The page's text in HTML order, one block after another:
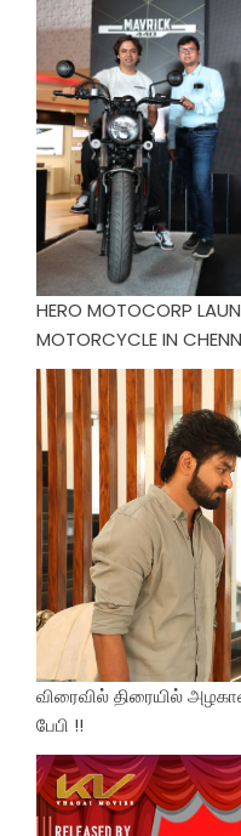
HERO MOTOCORP
MOTORCYCLE IN
விரைவில் திரையில்
பேபி !!